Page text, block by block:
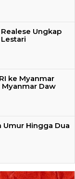
Ungkap
ke Myanmar
Daw
Umur Hingga Dua